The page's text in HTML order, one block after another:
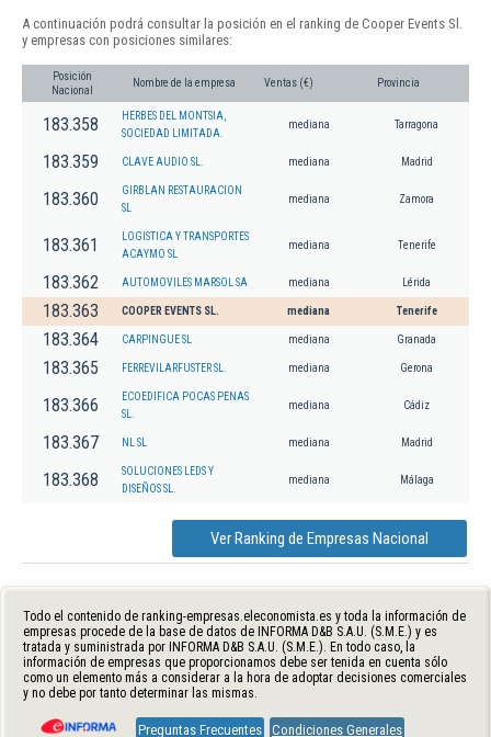
A continuación podrá consultar la posición en el ranking de Cooper Events Sl.
y empresas con posiciones similares:
Posición
Nacional
Nombre de la empresa Ventas (€) Provincia
183.358
HERBES DEL MONTSIA,
SOCIEDAD LIMITADA.
mediana Tarragona
183.359 CLAVE AUDIO SL. mediana Madrid
183.360
GIRBLAN RESTAURACION
SL
mediana Zamora
183.361
LOGISTICA Y TRANSPORTES
ACAYMO SL
mediana Tenerife
183.362 AUTOMOVILES MARSOL SA mediana Lérida
183.363 COOPER EVENTS SL. mediana Tenerife
183.364 CARPINGUE SL mediana Granada
183.365 FERREVILARFUSTER SL. mediana Gerona
183.366
ECOEDIFICA POCAS PENAS
SL.
mediana Cádiz
183.367 NL SL mediana Madrid
183.368
SOLUCIONES LEDS Y
DISEÑOS SL.
mediana Málaga
Ver Ranking de Empresas Nacional
Todo el contenido de ranking-empresas.eleconomista.es y toda la información de
empresas procede de la base de datos de INFORMA D&B S.A.U. (S.M.E.) y es
tratada y suministrada por INFORMA D&B S.A.U. (S.M.E.). En todo caso, la
información de empresas que proporcionamos debe ser tenida en cuenta sólo
como un elemento más a considerar a la hora de adoptar decisiones comerciales
y no debe por tanto determinar las mismas.
Preguntas Frecuentes Condiciones Generales